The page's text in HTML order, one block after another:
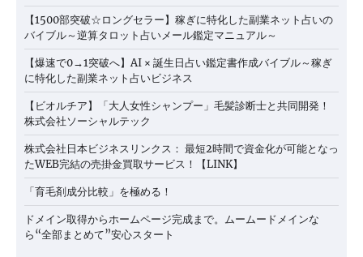
【1500部突破☆ロングセラー】稼ぎに特化した副業ネット占いの
バイブル～逆算タロット占いメール鑑定マニュアル～
【爆速で0→1突破へ】AI × 誕生日占い鑑定書作成バイブル～稼ぎ
に特化した副業ネット占いビジネス
【ビオルチア】「大人女性シャンプー」毛髪診断士と共同開発！
株式会社ソーシャルテック
株式会社日本ビジネスリンクス： 最短2時間で資金化が可能となっ
たWEB完結の売掛金買取サービス！【LINK】
「育毛剤成分比較」を極める！
ドメイン取得からホームページ完成まで。ムームードメインな
ら“全部まとめて”安心スタート